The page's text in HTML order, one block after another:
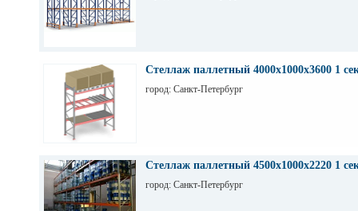
Стеллаж паллетный 4000х1000х3600 1
город: Санкт-Петербург
Стеллаж паллетный 4500х1000х2220 1
город: Санкт-Петербург